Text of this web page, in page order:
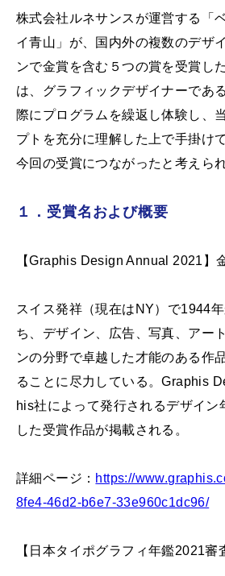
株式会社ルネサンスが運営する「
イ青山」が、国内外の複数のデザ
ンで金賞を含む５つの賞を受賞し
は、グラフィックデザイナーであ
際にプログラムを繰返し体験し、
プトを充分に理解した上で手掛け
今回の受賞につながったと考えられ
１．受賞名および概要
【Graphis Design Annual 2021】
スイス発祥（現在はNY）で1944
ち、デザイン、広告、写真、アー
ンの分野で卓越した才能のある作
ることに尽力している。Graphis
his社によって発行されるデザイン
した受賞作品が掲載される。
詳細ページ： https://
8fe4-46d2-b6e7-33e960c1dc96/
【日本タイポグラフィ年鑑2021審